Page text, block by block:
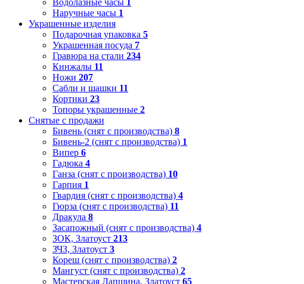
Водолазные часы 1
Наручные часы 1
Украшенные изделия
Подарочная упаковка 5
Украшенная посуда 7
Гравюра на стали 234
Кинжалы 11
Ножи 207
Сабли и шашки 11
Кортики 23
Топоры украшенные 2
Снятые с продажи
Бивень (снят с производства) 8
Бивень-2 (снят с производства) 1
Випер 6
Гадюка 4
Ганза (снят с производства) 10
Гарпия 1
Гвардия (снят с производства) 4
Гюрза (снят с производства) 11
Дракула 8
Засапожный (снят с производства) 4
ЗОК, Златоуст 213
ЗЧЗ, Златоуст 3
Кореш (снят с производства) 2
Мангуст (снят с производства) 2
Мастерская Лапшина, Златоуст 65